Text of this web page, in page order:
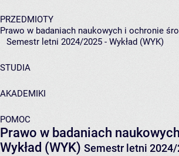
PRZEDMIOTY
Prawo w badaniach naukowych i ochronie
Semestr letni 2024/2025 - Wykład (WYK)
STUDIA
AKADEMIKI
POMOC
Prawo w badaniach
Wykład (WYK) Semestr letni